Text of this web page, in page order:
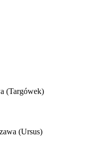
(Targówek)
(Ursus)